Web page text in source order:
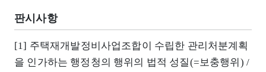
판시사항
[1] 주택재개발정비사업조합이 수립한 관리처분계획
을 인가하는 행정청의 행위의 법적 성질(=보충행위) /